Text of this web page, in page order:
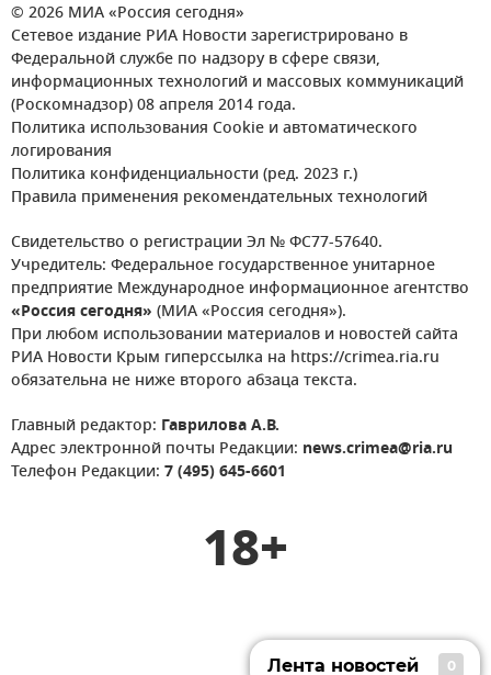
© 2026 МИА «Россия сегодня»
Сетевое издание РИА Новости зарегистрировано в
Федеральной службе по надзору в сфере связи,
информационных технологий и массовых коммуникаций
(Роскомнадзор) 08 апреля 2014 года.
Политика использования Cookie и автоматического
логирования
Политика конфиденциальности (ред. 2023 г.)
Правила применения рекомендательных технологий
Свидетельство о регистрации Эл № ФС77-57640.
Учредитель: Федеральное государственное унитарное
предприятие Международное информационное агентство
«Россия сегодня» (МИА «Россия сегодня»).
При любом использовании материалов и новостей сайта
РИА Новости Крым гиперссылка на https://crimea.ria.ru
обязательна не ниже второго абзаца текста.
Главный редактор: Гаврилова А.В.
Адрес электронной почты Редакции: news.crimea@ria.ru
Телефон Редакции: 7 (495) 645-6601
18+
Лента новостей 0